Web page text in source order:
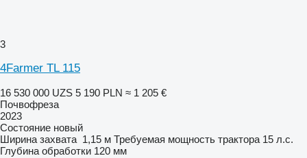
3
4Farmer TL 115
16 530 000 UZS 5 190 PLN ≈ 1 205 €
Почвофреза
2023
Состояние новый
Ширина захвата 1,15 м Требуемая мощность трактора 15 л.с.
Глубина обработки 120 мм